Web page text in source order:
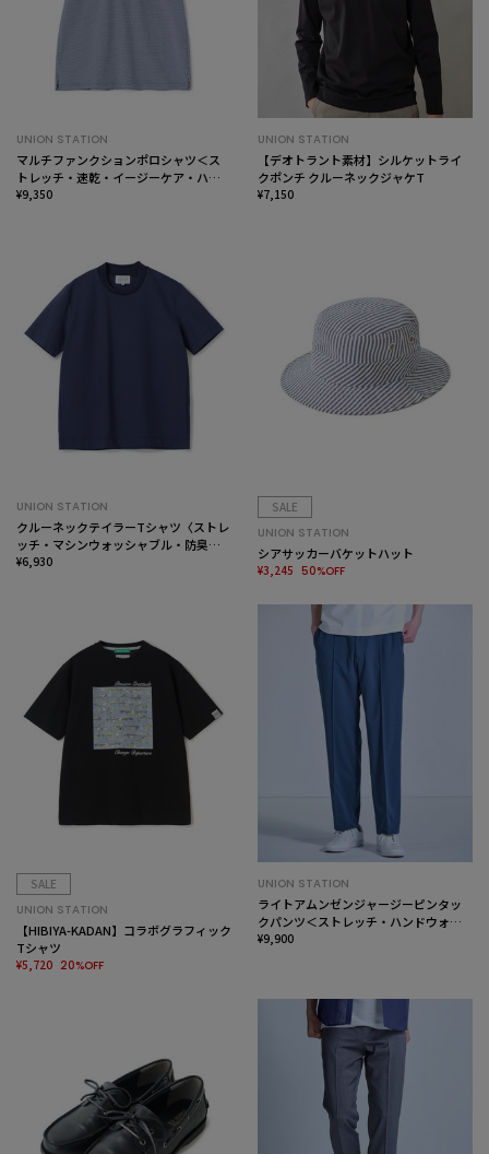
UNION STATION
マルチファンクションポロシャツ＜ス
トレッチ・速乾・イージーケア・ハン
ドウォッシャブル・UVカット・ 抗菌・
¥9,350
UNION STATION
【デオトラント素材】シルケットライ
クポンチ クルーネックジャケT
¥7,150
UNION STATION
クルーネックテイラーTシャツ〈ストレ
ッチ・マシンウォッシャブル・防臭・
接触冷感〉
¥6,930
SALE
UNION STATION
シアサッカーバケットハット
¥3,245 50%OFF
SALE
UNION STATION
【HIBIYA-KADAN】コラボグラフィック
Tシャツ
¥5,720 20%OFF
UNION STATION
ライトアムンゼンジャージーピンタッ
クパンツ＜ストレッチ・ハンドウォッ
シャブル＞
¥9,900